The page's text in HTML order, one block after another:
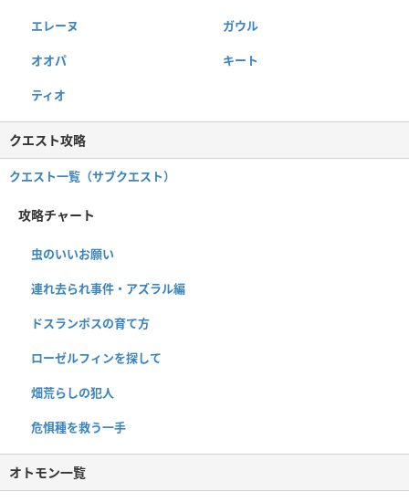
エレーヌ ガウル
オオパ キート
ティオ
クエスト攻略
クエスト一覧（サブクエスト）
攻略チャート
虫のいいお願い
連れ去られ事件・アズラル編
ドスランポスの育て方
ローゼルフィンを探して
畑荒らしの犯人
危惧種を救う一手
オトモン一覧